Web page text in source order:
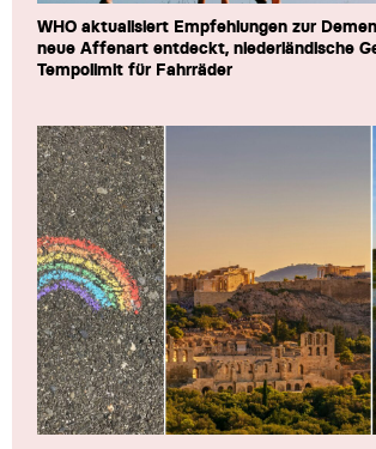
WHO aktualisiert Empfehlungen zur
neue Affenart entdeckt, niederländische
Tempolimit für Fahrräder